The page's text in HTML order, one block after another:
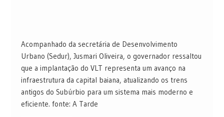
Acompanhado da secretária de Desenvolvimento
Urbano (Sedur), Jusmari Oliveira, o governador ressaltou
que a implantação do VLT representa um avanço na
infraestrutura da capital baiana, atualizando os trens
antigos do Subúrbio para um sistema mais moderno e
eficiente. fonte: A Tarde